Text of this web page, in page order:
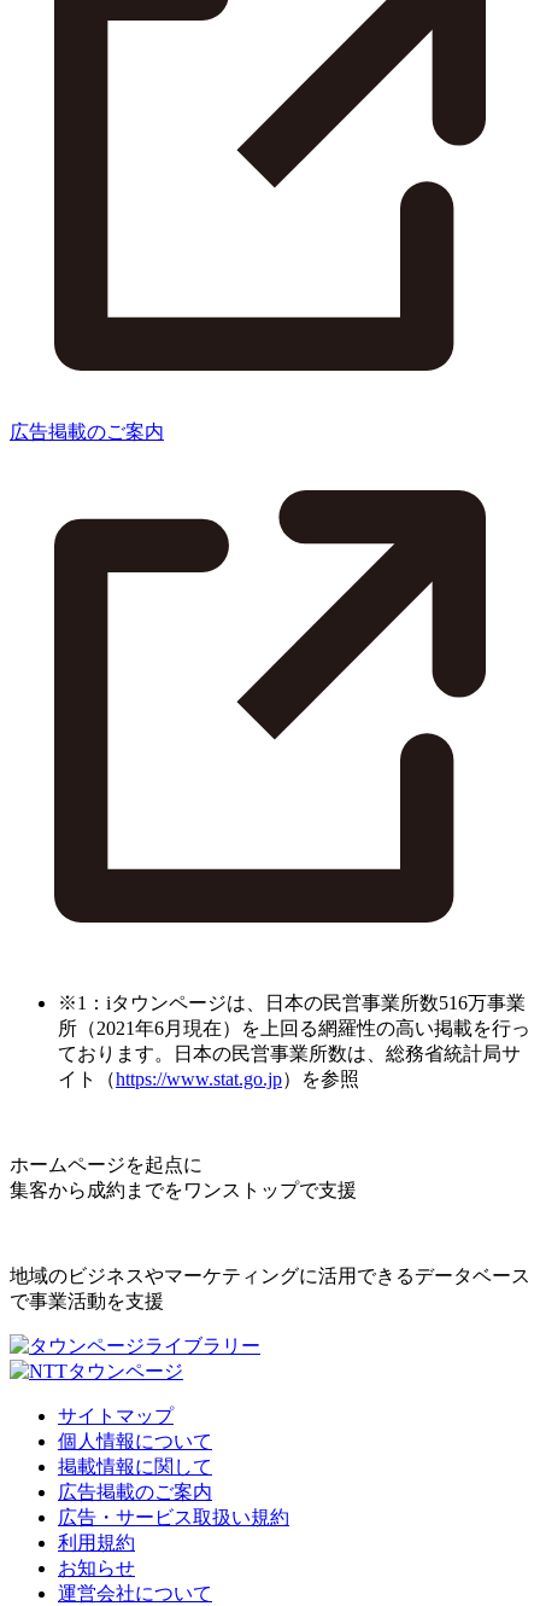
広告掲載のご案内
※1：iタウンページは、日本の民営事業所数516万事業
所（2021年6月現在）を上回る網羅性の高い掲載を行っ
ております。日本の民営事業所数は、総務省統計局サ
イト（https://www.stat.go.jp）を参照
ホームページを起点に
集客から成約までをワンストップで支援
地域のビジネスやマーケティングに活用できるデータベース
で事業活動を支援
サイトマップ
個人情報について
掲載情報に関して
広告掲載のご案内
広告・サービス取扱い規約
利用規約
お知らせ
運営会社について